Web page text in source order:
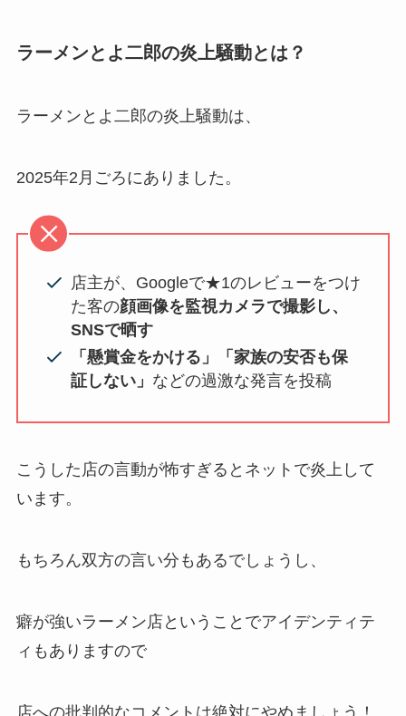
ラーメンとよ二郎の炎上騒動とは？
ラーメンとよ二郎の炎上騒動は、
2025年2月ごろにありました。
店主が、Googleで★1のレビューをつけ
た客の顔画像を監視カメラで撮影し、
SNSで晒す
「懸賞金をかける」「家族の安否も保
証しない」 などの過激な発言を投稿
こうした店の言動が怖すぎるとネットで炎上して
います。
もちろん双方の言い分もあるでしょうし、
癖が強いラーメン店ということでアイデンティテ
ィもありますので
店への批判的なコメントは絶対にやめましょう！